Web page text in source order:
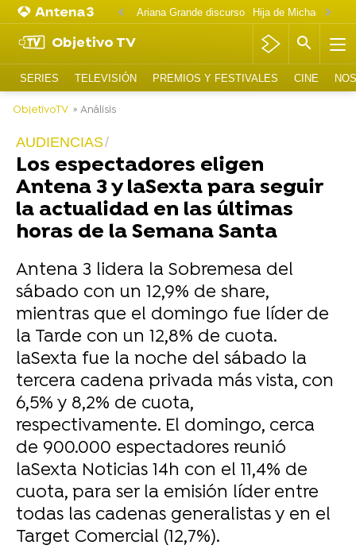
Ariana Grande discurso
Objetivo TV
SERIES TELEVISIÓN PREMIOS Y FESTIVALES CINE
ObjetivoTV » Análisis
AUDIENCIAS
Los espectadores eligen
Antena 3 y laSexta para seguir
la actualidad en las últimas
horas de la Semana Santa
Antena 3 lidera la Sobremesa del
sábado con un 12,9% de share,
mientras que el domingo fue líder de
la Tarde con un 12,8% de cuota.
laSexta fue la noche del sábado la
tercera cadena privada más vista, con
6,5% y 8,2% de cuota,
respectivamente. El domingo, cerca
de 900.000 espectadores reunió
laSexta Noticias 14h con el 11,4% de
cuota, para ser la emisión líder entre
todas las cadenas generalistas y en el
Target Comercial (12,7%).